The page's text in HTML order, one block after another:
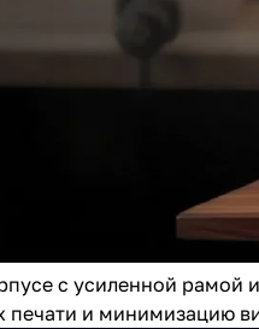
с усиленной рамой
печати и минимизацию